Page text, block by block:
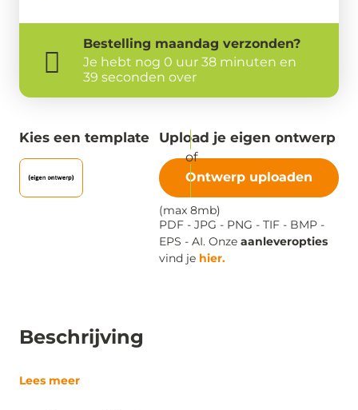
Beschrijving
Lees meer
Bestelling maandag verzonden?
Je hebt nog 0 uur 38 minuten en
39 seconden over
Kies een template Upload je eigen ontwerp
Ontwerp uploaden
(max 8mb)
PDF - JPG - PNG - TIF - BMP -
EPS - AI. Onze aanleveropties
vind je hier.